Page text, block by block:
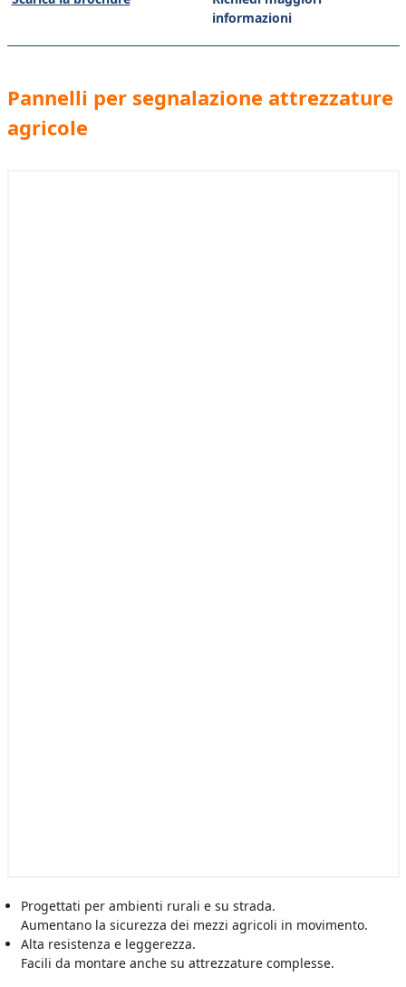
informazioni
Pannelli per segnalazione attrezzature
agricole
Progettati per ambienti rurali e su strada.
Aumentano la sicurezza dei mezzi agricoli in movimento.
Alta resistenza e leggerezza.
Facili da montare anche su attrezzature complesse.